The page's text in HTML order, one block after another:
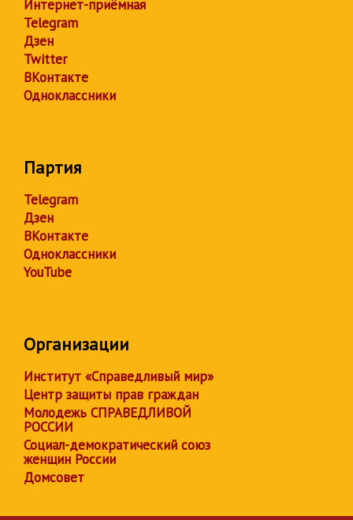
Интернет-приёмная
Telegram
Дзен
Twitter
ВКонтакте
Одноклассники
Партия
Telegram
Дзен
ВКонтакте
Одноклассники
YouTube
Организации
Институт «Справедливый мир»
Центр защиты прав граждан
Молодежь СПРАВЕДЛИВОЙ
РОССИИ
Социал-демократический союз
женщин России
Домсовет